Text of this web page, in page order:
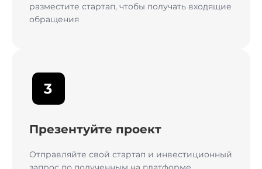
разместите стартап, чтобы получать входящие
обращения
3
Презентуйте проект
Отправляйте свой стартап и инвестиционный